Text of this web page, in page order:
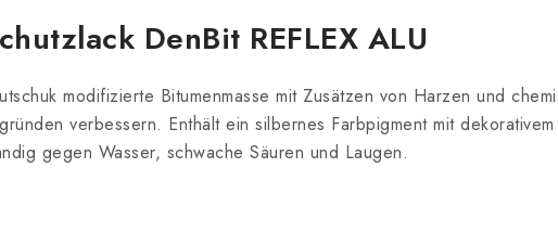
DenBit REFLEX ALU
modifizierte Bitumenmasse mit Zusätzen von Harzen und
verbessern. Enthält ein silbernes Farbpigment mit
gegen Wasser, schwache Säuren und Laugen.